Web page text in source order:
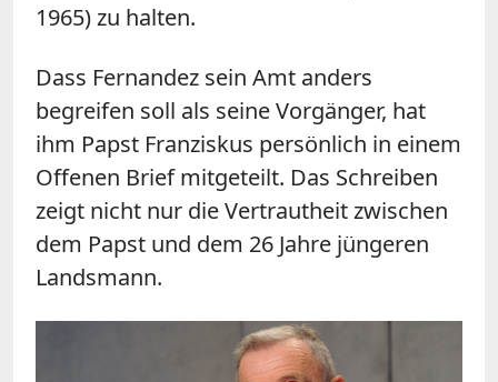
1965) zu halten.
Dass Fernandez sein Amt anders
begreifen soll als seine Vorgänger, hat
ihm Papst Franziskus persönlich in einem
Offenen Brief mitgeteilt. Das Schreiben
zeigt nicht nur die Vertrautheit zwischen
dem Papst und dem 26 Jahre jüngeren
Landsmann.